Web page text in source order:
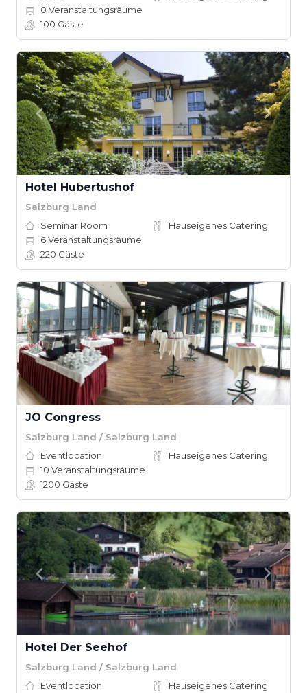
0 Veranstaltungsräume
100 Gäste
Hotel Hubertushof
Salzburg Land
Seminar Room
Hauseigenes Catering
6Veranstaltungsräume
220 Gäste
JO Congress
Salzburg Land / Salzburg Land
Eventlocation
Hauseigenes Catering
10 Veranstaltungsräume
1200 Gäste
Hotel Der Seehof
Salzburg Land / Salzburg Land
Eventlocation
Hauseigenes Catering